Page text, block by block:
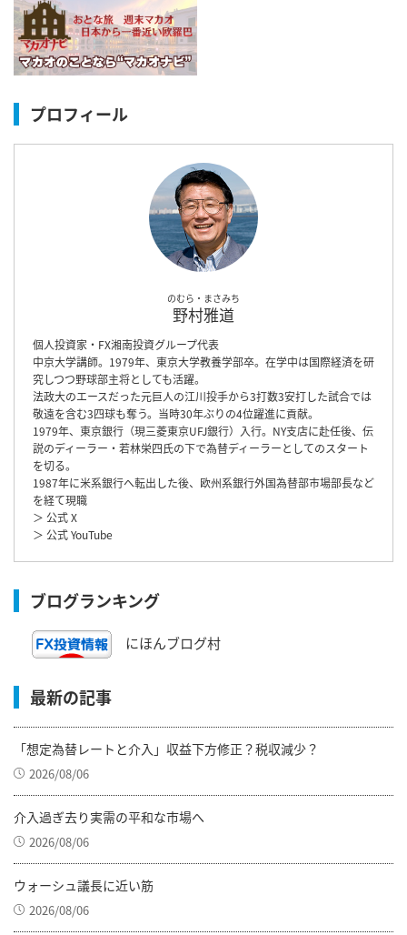
プロフィール
のむら・まさみち
野村雅道
個人投資家・FX湘南投資グループ代表
中京大学講師。1979年、東京大学教養学部卒。在学中は国際経済を研
究しつつ野球部主将としても活躍。
法政大のエースだった元巨人の江川投手から3打数3安打した試合では
敬遠を含む3四球も奪う。当時30年ぶりの4位躍進に貢献。
1979年、東京銀行（現三菱東京UFJ銀行）入行。NY支店に赴任後、伝
説のディーラー・若林栄四氏の下で為替ディーラーとしてのスタート
を切る。
1987年に米系銀行へ転出した後、欧州系銀行外国為替部市場部長など
を経て現職
＞ 公式 X
＞ 公式 YouTube
ブログランキング
にほんブログ村
最新の記事
「想定為替レートと介入」収益下方修正？税収減少？
2026/08/06
介入過ぎ去り実需の平和な市場へ
2026/08/06
ウォーシュ議長に近い筋
2026/08/06